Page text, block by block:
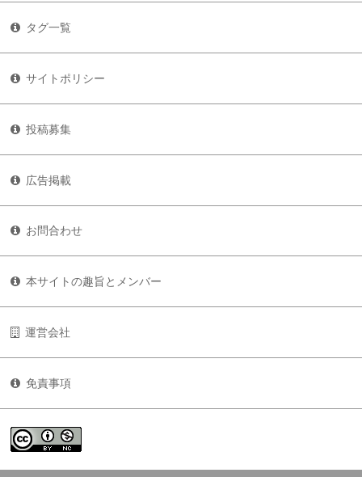
タグ一覧
サイトポリシー
投稿募集
広告掲載
お問合わせ
本サイトの趣旨とメンバー
運営会社
免責事項